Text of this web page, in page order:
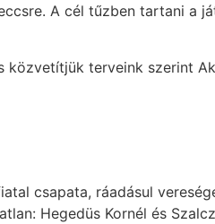
A cél tűzben tartani a
közvetítjük terveink szerint
csapata, ráadásul
Hegedüs Kornél és